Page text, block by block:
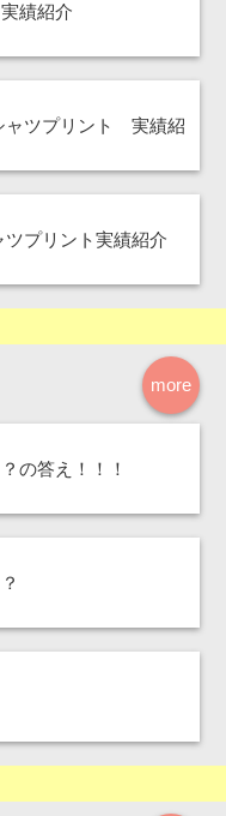
績紹介
ャツプリント 実績紹
プリント実績紹介
more
の答え！！！